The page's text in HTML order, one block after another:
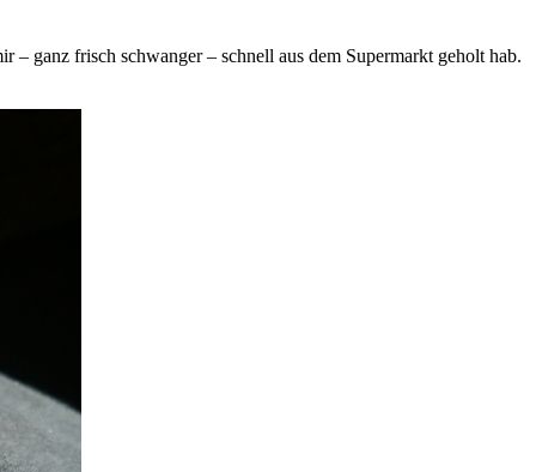
– ganz frisch schwanger – schnell aus dem Supermarkt geholt hab.